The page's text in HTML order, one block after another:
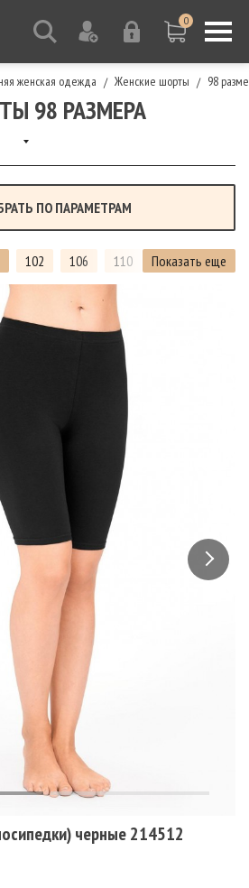
0
женская одежда / Женские шорты / 98
98 РАЗМЕРА
ПО ПАРАМЕТРАМ
102 106 110 Показать еще
черные 214512